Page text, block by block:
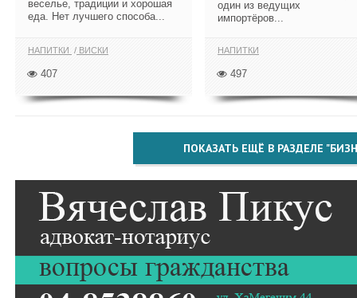
веселье, традиции и хорошая
еда. Нет лучшего способа...
НАПИТКИ ВИСКИ
407
один из ведущих
импортёров...
НАПИТКИ
497
ПОКАЗАТЬ ЕЩЁ В РАЗДЕЛЕ